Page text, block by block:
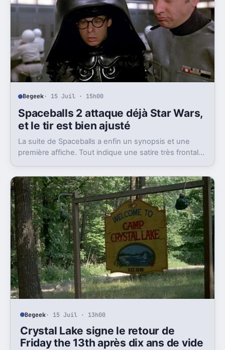
Begeek· 15 Juil · 15h00
Spaceballs 2 attaque déjà Star Wars,
et le tir est bien ajusté
La suite de Spaceballs a enfin un synopsis et une
première affiche. Tout indique une satire très frontale
Begeek· 15 Juil · 13h00
Crystal Lake signe le retour de
Friday the 13th après dix ans de vide